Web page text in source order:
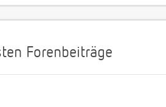
Forenbeiträge